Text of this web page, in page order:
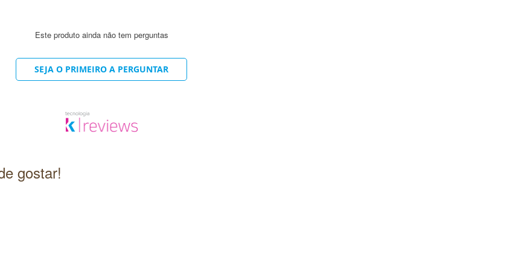
25 | Aqua (and) Bis-Aminopropyl Dimethicone (and) Trideceth-12 (and) TEA-Dodecylbenzenesulfonate (and) Cetrimonium
Glycine (and) Glutamic Acid (and) Alanine (and) Lysine (and) Arginine (and) Threonine (and) Proline | Fragrance/Parfum | Citrus
Acid, Disodium EDTA, Citric Acid | Linalool, Eugenol |
Este produto ainda não tem perguntas
SEJA O PRIMEIRO A PERGUNTAR
gostar!